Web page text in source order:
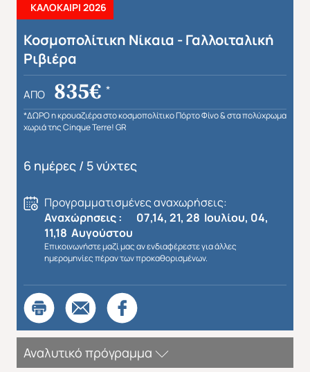
ΚΑΛΟΚΑΙΡΙ 2026
Κοσμοπολίτικη Νίκαια - Γαλλοιταλική
Ριβιέρα
ΑΠΌ 835€ *
*ΔΩΡΟ η κρουαζιέρα στο κοσμοπολίτικο Πόρτο Φίνο & στα πολύχρωμα
χωριά της Cinque Terre! GR
6 ημέρες / 5 νύχτες
Προγραμματισμένες αναχωρήσεις:
Αναχώρησεις : 07,14, 21, 28 Ιουλίου, 04,
11,18 Αυγούστου
Επικοινωνήστε μαζί μας αν ενδιαφέρεστε για άλλες
ημερομηνίες πέραν των προκαθορισμένων.
Αναλυτικό πρόγραμμα